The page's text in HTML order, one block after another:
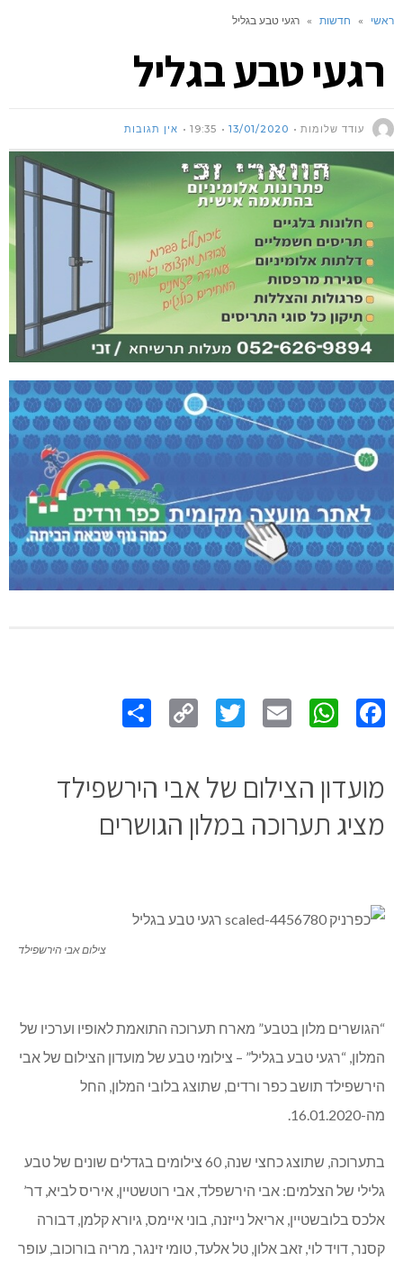
ראשי » חדשות » רגעי טבע בגליל
רגעי טבע בגליל
עודד שלומות 13/01/2020
19:35 אין תגובות
Link
מועדון הצילום של אבי הירשפילד
מציג תערוכה במלון הגושרים
צילום אבי הירשפילד
“הגושרים מלון בטבע” מארח תערוכה התואמת לאופיו וערכיו של
המלון, “רגעי טבע בגליל” – צילומי טבע של מועדון הצילום של אבי
הירשפילד תושב כפר ורדים, שתוצג בלובי המלון, החל
מה-16.01.2020.
בתערוכה, שתוצג כחצי שנה, 60 צילומים בגדלים שונים של טבע
גלילי של הצלמים: אבי הירשפלד, אבי רוטשטיין, איריס לביא, דר’
אלכס בלובשטיין, אריאל נייזנה, בוני איימס, גיורא קלמן, דבורה
קסנר, דויד לוי, זאב אלון, טל אלעד, טומי זינגר, מריה בורוכוב, עופר